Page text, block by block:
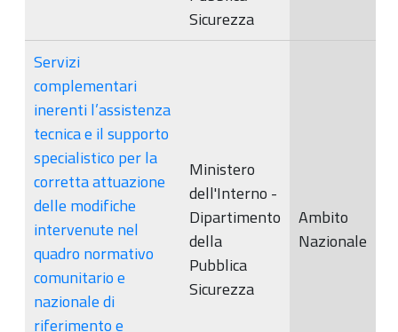
Sicurezza
Servizi
complementari
inerenti l’assistenza
tecnica e il supporto
specialistico per la
corretta attuazione
delle modifiche
intervenute nel
quadro normativo
comunitario e
nazionale di
riferimento e
Ministero
dell'Interno -
Dipartimento
della
Pubblica
Sicurezza
Ambito
Nazionale